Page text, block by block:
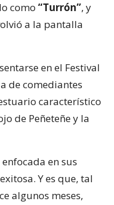
como “Turrón”, y
a la pantalla
en el Festival
de comediantes
característico
de Peñeteñe y la
en sus
Y es que, tal
algunos meses,